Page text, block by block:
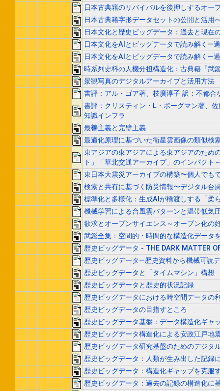
日本古典籍のリバイバルを後押しするオー
日本古典籍字形データセットの公開と活用
日本文化と歴史ビッグデータ：過去と現在
日本文化をAIとビッグデータで読み解く―
日本文化をAIとビッグデータで読み解く―
時系列史料の人機分担構造化：古典籍『武
景観写真のデジタルアーカイブと活用方法
書評：アル・ゴア著、枝廣淳子 訳：不都合
書評：クリスティン・L・ボーグマン著、
知識インフラ
最善主義と完璧主義
最適化原理に基づいた衛星雲画像の類似検
東アジアの東アジアによる東アジアのため
ト」「華北交通アーカイブ」のインパクト
東日本大震災アーカイブの構築〜個人でも
検索と共有に基づく防災情報〜デジタル台
標準化と多様化：生成AIが橋渡しする「柔
機械学習による台風雲パターンと温帯低気
欲求とオープンサイエンス～オープン化の
武鑑全集：空間的・時間的な構造化データ
歴史ビッグデータ - THE DARK MATTER
歴史ビッグデータ—歴史資料から機械可読
歴史ビッグデータと「タイムマシン」構想
歴史ビッグデータと歴史的状況記録
歴史ビッグデータにおける時空間データの
歴史ビッグデータの目指すところ
歴史ビッグデータ基盤：データ構造化ギャ
歴史ビッグデータ構造化による安政江戸地
歴史ビッグデータ研究基盤のためのデジタ
歴史ビッグデータ：人類が生み出した記録
歴史ビッグデータ：構造化ギャップを克服
歴史ビッグデータ：過去の記録の構造化に